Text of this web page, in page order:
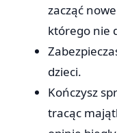
zacząć
którego nie
dzieci.
Kończysz
tracąc